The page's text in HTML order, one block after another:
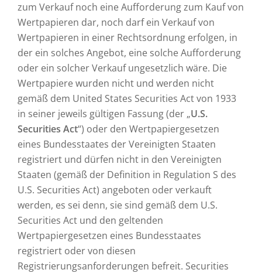
zum Verkauf noch eine Aufforderung zum Kauf von
Wertpapieren dar, noch darf ein Verkauf von
Wertpapieren in einer Rechtsordnung erfolgen, in
der ein solches Angebot, eine solche Aufforderung
oder ein solcher Verkauf ungesetzlich wäre. Die
Wertpapiere wurden nicht und werden nicht
gemäß dem United States Securities Act von 1933
in seiner jeweils gültigen Fassung (der „U.S.
Securities Act“) oder den Wertpapiergesetzen
eines Bundesstaates der Vereinigten Staaten
registriert und dürfen nicht in den Vereinigten
Staaten (gemäß der Definition in Regulation S des
U.S. Securities Act) angeboten oder verkauft
werden, es sei denn, sie sind gemäß dem U.S.
Securities Act und den geltenden
Wertpapiergesetzen eines Bundesstaates
registriert oder von diesen
Registrierungsanforderungen befreit. Securities